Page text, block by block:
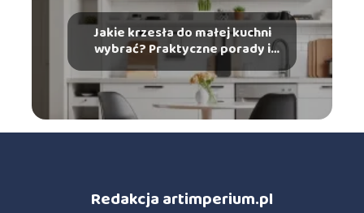
Jakie krzesła do małej kuchni
wybrać? Praktyczne porady i
wskazówki
Redakcja artimperium.pl